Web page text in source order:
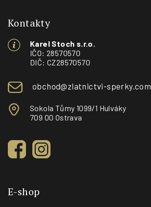
Kontakty
Karel Stoch s.r.o.
IČO: 28570570
DIČ: CZ28570570
obchod@zlatnictvi-sperky.com
Sokola Tůmy 1099/1 Hulváky
709 00 Ostrava
E-shop